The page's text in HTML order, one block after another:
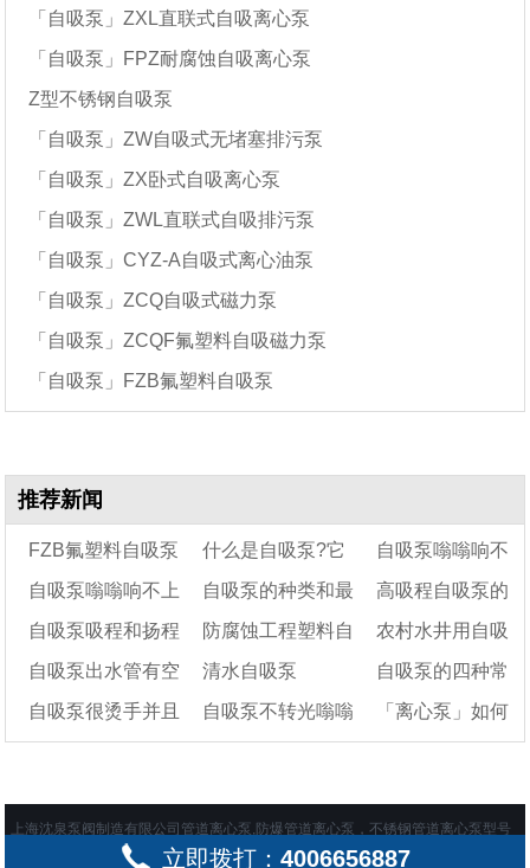
「自吸泵」ZXL直联式自吸离心泵
「自吸泵」FPZ耐腐蚀自吸离心泵
Z型不锈钢自吸泵
「自吸泵」ZW自吸式无堵塞排污泵
「自吸泵」ZX卧式自吸离心泵
「自吸泵」ZWL直联式自吸排污泵
「自吸泵」CYZ-A自吸式离心油泵
「自吸泵」ZCQ自吸式磁力泵
「自吸泵」ZCQF氟塑料自吸磁力泵
「自吸泵」FZB氟塑料自吸泵
推荐新闻
FZB氟塑料自吸泵
结构图及规格型号参
数表
什么是自吸泵?它
有哪些作用
自吸泵嗡嗡响不
上水原因及解决方
法有哪些?
自吸泵嗡嗡响不上
水发热的原因是什
么？
自吸泵的种类和最
大吸程分别是多少
米?
高吸程自吸泵的
工作原理
自吸泵吸程和扬程
一般多少米
防腐蚀工程塑料自
吸泵轴承拆卸更换步
农村水井用自吸
泵还是潜水泵
自吸泵出水管有空
气怎么办
清水自吸泵 自吸泵的四种常
见故障及解决方法
自吸泵很烫手并且 自吸泵不转光嗡嗡 「离心泵」如何
上海沈泉泵阀制造有限公司管道离心泵,防爆管道离心泵，不锈钢管道离心泵型号
及价格在这一站购买齐全 地址：上海市嘉定区绿色经济工业园 备案号：
立即拨打： 4006656887